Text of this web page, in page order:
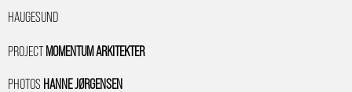
HAUGESUND
PROJECTMOMENTUM ARKITEKTER
PHOTOS HANNE JØRGENSEN